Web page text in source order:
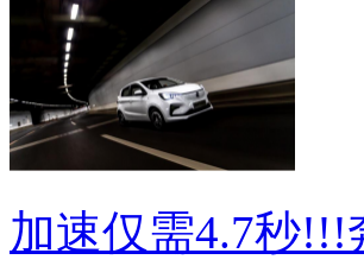
加速仅需4.7秒!!!